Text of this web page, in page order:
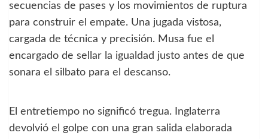
secuencias de pases y los movimientos de ruptura
para construir el empate. Una jugada vistosa,
cargada de técnica y precisión. Musa fue el
encargado de sellar la igualdad justo antes de que
sonara el silbato para el descanso.
El entretiempo no significó tregua. Inglaterra
devolvió el golpe con una gran salida elaborada